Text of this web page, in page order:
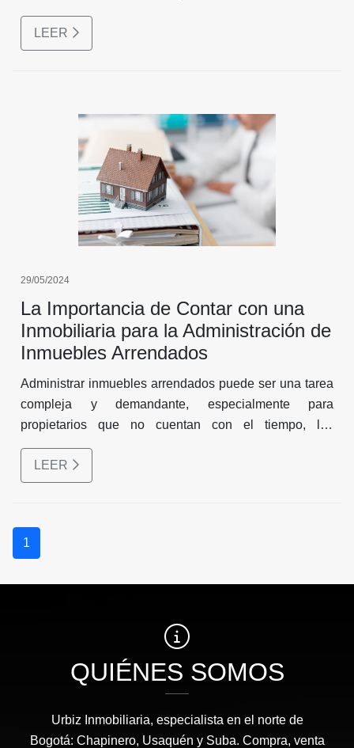
influyen en este valor. Existen varios métodos y formas
de llegar a definir el valor comercial de su propiedad
para que este dentro de rangos de mercado para la
LEER
29/05/2024
La Importancia de Contar con una
Inmobiliaria para la Administración de
Inmuebles Arrendados
Administrar inmuebles arrendados puede ser una tarea
compleja y demandante, especialmente para
propietarios que no cuentan con el tiempo, los
conocimientos o la experiencia necesaria para manejar
todos los aspectos del arrendamiento. Aquí es donde
entra en juego el papel crucial de una inmobiliaria.
LEER
1
QUIÉNES SOMOS
Urbiz Inmobiliaria, especialista en el norte de
Bogotá: Chapinero, Usaquén y Suba. Compra, venta